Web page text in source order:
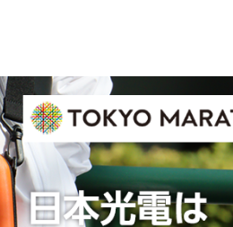
算短信〔日本基準〕（連結）
ての自己株式の処分の払込完了